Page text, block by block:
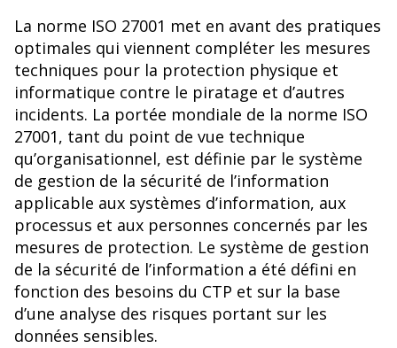
La norme ISO 27001 met en avant des pratiques
optimales qui viennent compléter les mesures
techniques pour la protection physique et
informatique contre le piratage et d’autres
incidents. La portée mondiale de la norme ISO
27001, tant du point de vue technique
qu’organisationnel, est définie par le système
de gestion de la sécurité de l’information
applicable aux systèmes d’information, aux
processus et aux personnes concernés par les
mesures de protection. Le système de gestion
de la sécurité de l’information a été défini en
fonction des besoins du CTP et sur la base
d’une analyse des risques portant sur les
données sensibles.